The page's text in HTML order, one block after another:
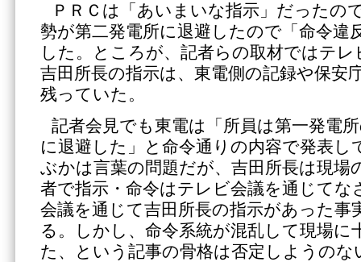
ＰＲＣは「あいまいな指示」だったの
勢が第二発電所に退避したので「命令違
した。ところが、記者らの取材ではテ
吉田所長の指示は、東電側の記録や保安
残っていた。
記者会見でも東電は「所員は第一発電
に退避した」と命令通りの内容で発表し
ぶかは言葉の問題だが、吉田所長は現場
者で指示・命令はテレビ会議を通じて
会議を通じて吉田所長の指示があった事
る。しかし、命令系統が混乱して現場に
た、という記事の骨格は否定しようのな